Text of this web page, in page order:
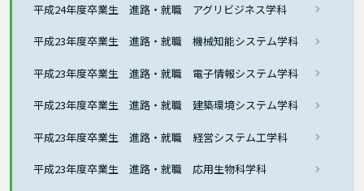
平成24年度卒業生 進路・就職 アグリビジネス学科
平成23年度卒業生 進路・就職 機械知能システム学科
平成23年度卒業生 進路・就職 電子情報システム学科
平成23年度卒業生 進路・就職 建築環境システム学科
平成23年度卒業生 進路・就職 経営システム工学科
平成23年度卒業生 進路・就職 応用生物科学科